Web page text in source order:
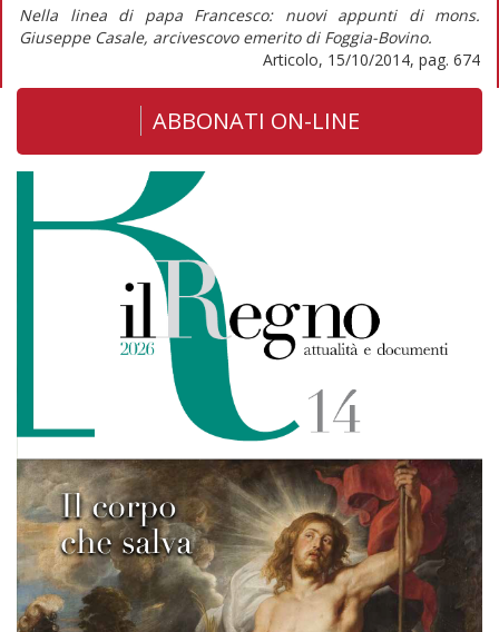
Nella linea di papa Francesco: nuovi appunti di mons.
Giuseppe Casale, arcivescovo emerito di Foggia-Bovino.
Articolo, 15/10/2014, pag. 674
ABBONATI ON-LINE